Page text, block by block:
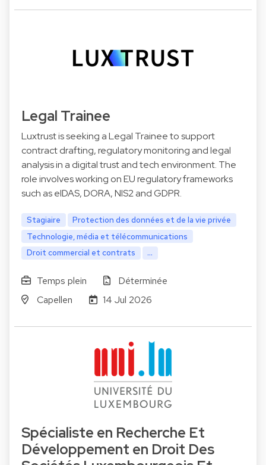
Legal Trainee
Luxtrust is seeking a Legal Trainee to support
contract drafting, regulatory monitoring and legal
analysis in a digital trust and tech environment. The
role involves working on EU regulatory frameworks
such as eIDAS, DORA, NIS2 and GDPR.
Stagiaire
Protection des données et de la vie privée
Technologie, média et télécommunications
Droit commercial et contrats
...
Temps plein
Déterminée
Capellen
14 Jul 2026
Spécialiste en Recherche Et
Développement en Droit Des